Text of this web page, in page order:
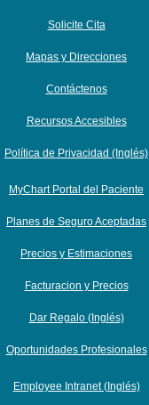
Solicite Cita
Mapas y Direcciones
Contáctenos
Recursos Accesibles
Política de Privacidad (Inglés)
MyChart Portal del Paciente
Planes de Seguro Aceptadas
Precios y Estimaciones
Facturacion y Precios
Dar Regalo (Inglés)
Oportunidades Profesionales
Employee Intranet (Inglés)